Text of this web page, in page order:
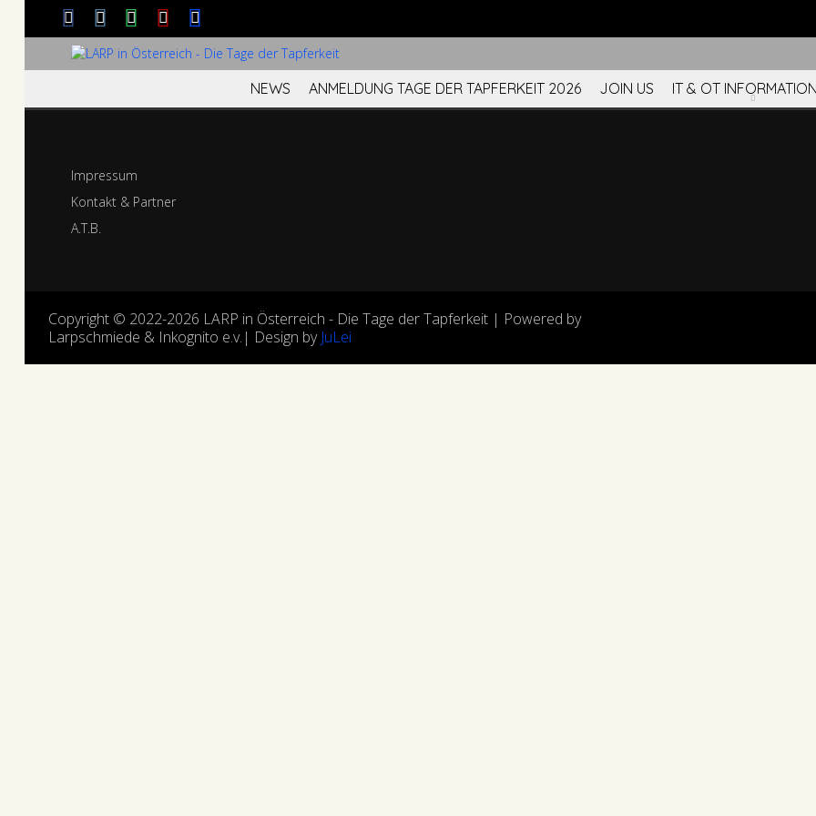
NEWS ANMELDUNG TAGE DER TAPFERKEIT 2026 JOIN US IT & OT
Impressum
Kontakt & Partner
A.T.B.
Copyright © 2022-2026 LARP in Österreich - Die Tage der Tapferkeit | Powered by
Larpschmiede & Inkognito e.v.| Design by JuLei